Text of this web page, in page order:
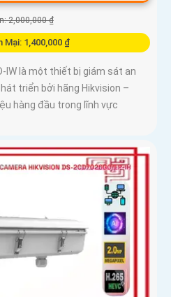
2,000,000 ₫
Mại: 1,400,000 ₫
IW là một thiết bị giám sát an
triển bởi hãng Hikvision –
hàng đầu trong lĩnh vực